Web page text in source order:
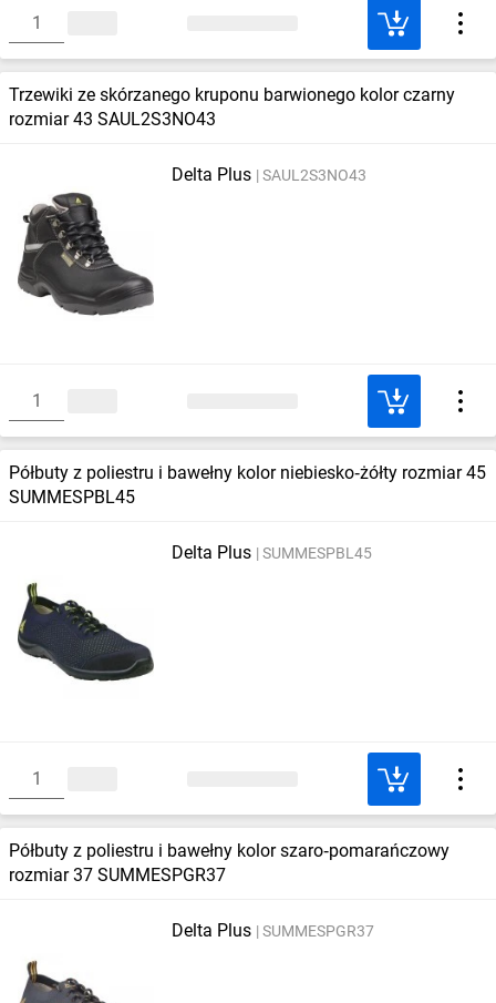
Trzewiki ze skórzanego kruponu barwionego kolor czarny
rozmiar 43 SAUL2S3NO43
Delta Plus SAUL2S3NO43
Półbuty z poliestru i bawełny kolor niebiesko‑żółty rozmiar 45
SUMMESPBL45
Delta Plus SUMMESPBL45
Półbuty z poliestru i bawełny kolor szaro‑pomarańczowy
rozmiar 37 SUMMESPGR37
Delta Plus SUMMESPGR37